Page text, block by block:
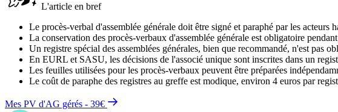
L'article en bref
Le procès-verbal d'assemblée générale doit être signé et paraphé par les
La conservation des procès-verbaux d'assemblée générale est obligatoire
Un registre spécial des assemblées générales, bien que recommandé, n'est pas
En EURL et SASU, les décisions de l'associé unique sont inscrites dans un
Les feuilles utilisées pour les procès-verbaux peuvent être préparées
Le coût de paraphe des registres au greffe est modique, environ 4 euros par
Mes PV d'AG gérés - 39€